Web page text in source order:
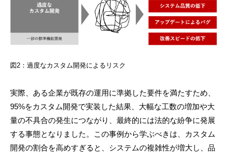
図2：過度なカスタム開発によるリスク
実際、ある企業が既存の運用に準拠した要件を満たすため、
95%をカスタム開発で実装した結果、大幅な工数の増加や大
量の不具合の発生につながり、最終的には法的な紛争に発展
する事態となりました。この事例から学ぶべきは、カスタム
開発の割合を高めすぎると、システムの複雑性が増大し、品